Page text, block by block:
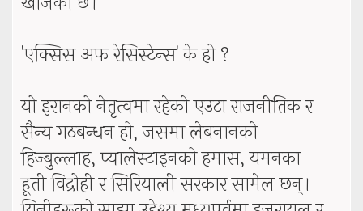
'एक्सिस अफ रेसिस्टेन्स' के हो ?
यो इरानको नेतृत्वमा रहेको एउटा राजनीतिक र
सैन्य गठबन्धन हो, जसमा लेबनानको
हिज्बुल्लाह, प्यालेस्टाइनको हमास, यमनका
हूती विद्रोही र सिरियाली सरकार सामेल छन्।